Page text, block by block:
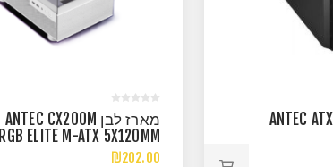
מארז ללא ספק ANTEC ATX
מארז לבן ANTEC CX200M
RGB ELITE M-ATX 5X120MM
RGB FANS
₪202.00